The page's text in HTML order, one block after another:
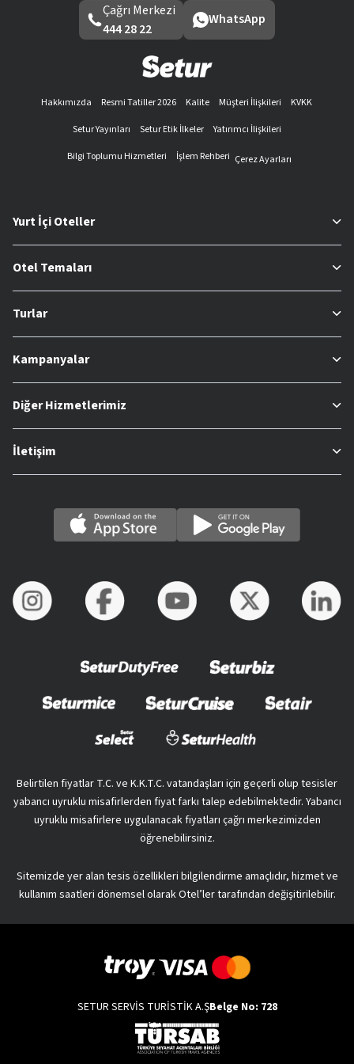
Çağrı Merkezi
444 28 22
WhatsApp
Hakkımızda Resmi Tatiller 2026 Kalite Müşteri İlişkileri
KVKK
Setur Yayınları
Setur Etik İlkeler
Yatırımcı İlişkileri
Bilgi Toplumu Hizmetleri
İşlem Rehberi Çerez Ayarları
Yurt İçi Oteller
Otel Temaları
Turlar
Kampanyalar
Diğer Hizmetlerimiz
İletişim
Belirtilen fiyatlar T.C. ve K.K.T.C. vatandaşları için geçerli olup tesisler
yabancı uyruklu misafirlerden fiyat farkı talep edebilmektedir. Yabancı
uyruklu misafirlere uygulanacak fiyatları çağrı merkezimizden
öğrenebilirsiniz.
Sitemizde yer alan tesis özellikleri bilgilendirme amaçlıdır, hizmet ve
kullanım saatleri dönemsel olarak Otel’ler tarafından değişitirilebilir.
SETUR SERVİS TURİSTİK A.ŞBelge No: 728